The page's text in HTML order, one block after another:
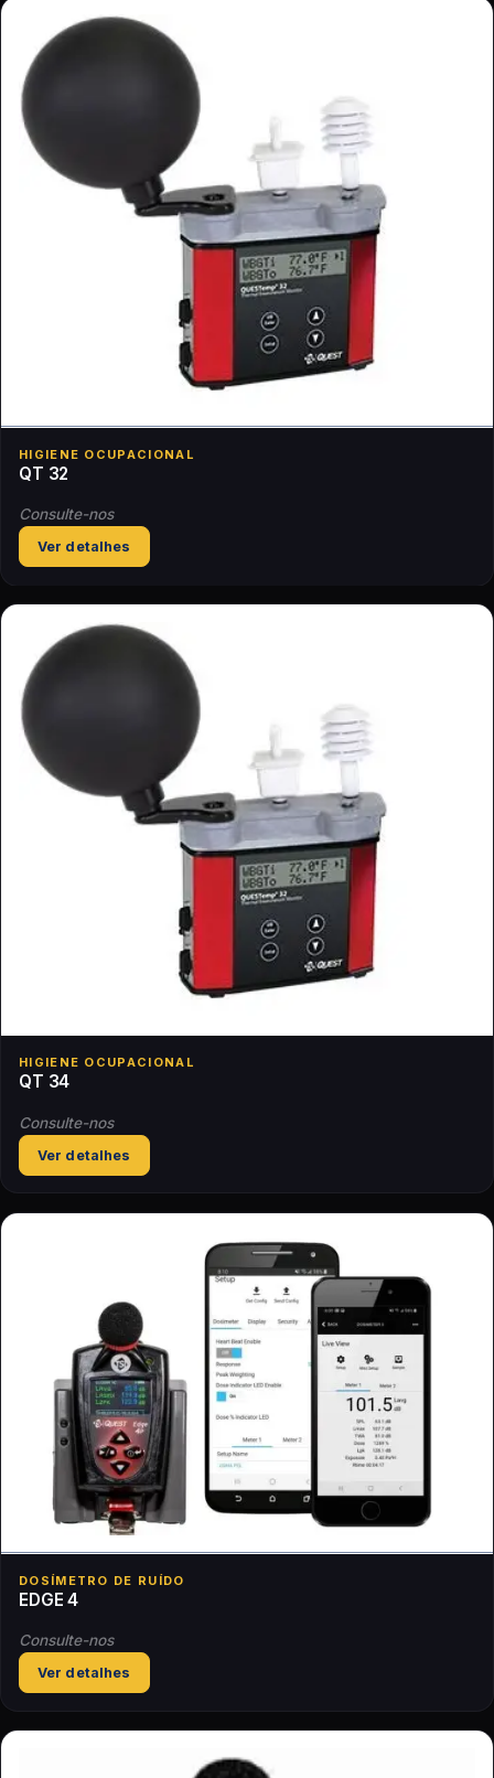
HIGIENE OCUPACIONAL
QT 32
Consulte-nos
Ver detalhes
HIGIENE OCUPACIONAL
QT 34
Consulte-nos
Ver detalhes
DOSÍMETRO DE RUÍDO
EDGE 4
Consulte-nos
Ver detalhes